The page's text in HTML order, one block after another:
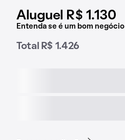
Aluguel R$ 1.130
Entenda se é um bom negócio
Total R$ 1.426